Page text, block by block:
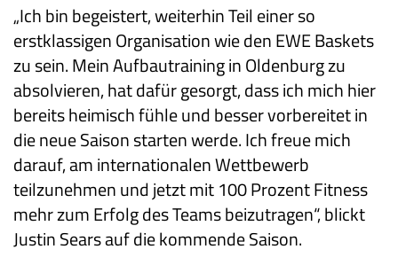
„Ich bin begeistert, weiterhin Teil einer so
erstklassigen Organisation wie den EWE Baskets
zu sein. Mein Aufbautraining in Oldenburg zu
absolvieren, hat dafür gesorgt, dass ich mich hier
bereits heimisch fühle und besser vorbereitet in
die neue Saison starten werde. Ich freue mich
darauf, am internationalen Wettbewerb
teilzunehmen und jetzt mit 100 Prozent Fitness
mehr zum Erfolg des Teams beizutragen“, blickt
Justin Sears auf die kommende Saison.